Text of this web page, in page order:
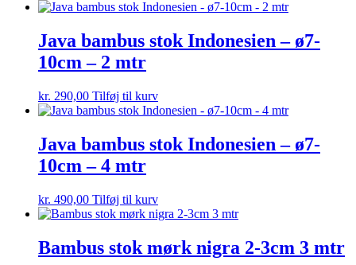
Java bambus stok Indonesien – ø7-
10cm – 2 mtr
kr. 290,00 Tilføj til kurv
Java bambus stok Indonesien – ø7-
10cm – 4 mtr
kr. 490,00 Tilføj til kurv
Bambus stok mørk nigra 2-3cm 3 mtr